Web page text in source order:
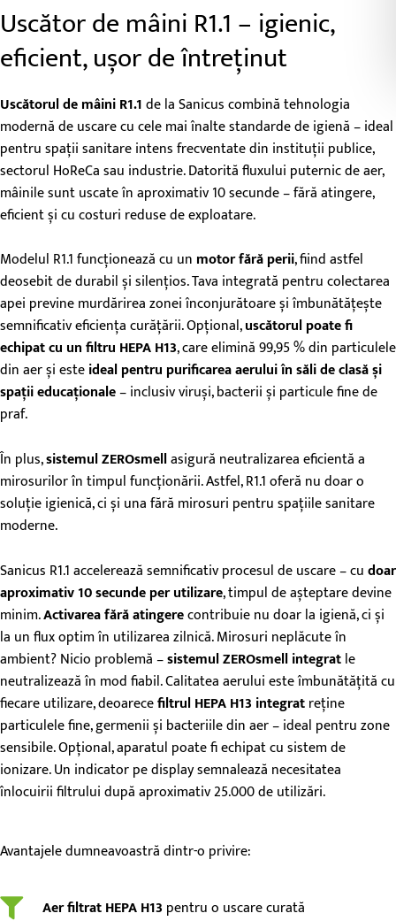
Uscător de mâini R1.1 – igienic,
eficient, ușor de întreținut
Uscătorul de mâini R1.1de la Sanicus combină tehnologia
modernă de uscare cu cele mai înalte standarde de igienă – ideal
pentru spații sanitare intens frecventate din instituții publice,
sectorul HoReCa sau industrie. Datorită fluxului puternic de aer,
mâinile sunt uscate în aproximativ 10 secunde – fără atingere,
eficient și cu costuri reduse de exploatare.
Modelul R1.1 funcționează cu un motor fără perii, fiind astfel
deosebit de durabil și silențios. Tava integrată pentru colectarea
apei previne murdărirea zonei înconjurătoare și îmbunătățește
semnificativ eficiența curățării. Opțional,uscătorul poate fi
echipat cu un filtru HEPA H13, care elimină 99,95 % din particulele
din aer și esteideal pentru purificarea aerului în săli de clasă și
spații educaționale– inclusiv viruși, bacterii și particule fine de
praf.
În plus,sistemul ZEROsmellasigură neutralizarea eficientă a
mirosurilor în timpul funcționării. Astfel, R1.1 oferă nu doar o
soluție igienică, ci și una fără mirosuri pentru spațiile sanitare
moderne.
Sanicus R1.1 accelerează semnificativ procesul de uscare – cudoar
aproximativ 10 secunde per utilizare, timpul de așteptare devine
minim.Activarea fără atingerecontribuie nu doar la igienă, ci și
la un flux optim în utilizarea zilnică. Mirosuri neplăcute în
ambient? Nicio problemă –sistemul ZEROsmell integratle
neutralizează în mod fiabil. Calitatea aerului este îmbunătățită cu
fiecare utilizare, deoarecefiltrul HEPA H13 integratreține
particulele fine, germenii și bacteriile din aer – ideal pentru zone
sensibile. Opțional, aparatul poate fi echipat cu sistem de
ionizare. Un indicator pe display semnalează necesitatea
înlocuirii filtrului după aproximativ 25.000 de utilizări.
Avantajele dumneavoastră dintr-o privire:
Aer filtrat HEPA H13 pentru o uscare curată